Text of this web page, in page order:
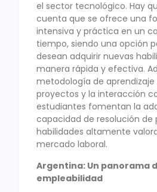
el sector tecnológico. Hay
cuenta que se ofrece una
intensiva y práctica en un
tiempo, siendo una opción
desean adquirir nuevas
manera rápida y efectiva.
metodología de aprendizaje
proyectos y la interacción
estudiantes fomentan la
capacidad de resolución de
habilidades altamente
mercado laboral.
Argentina: Un panorama
empleabilidad